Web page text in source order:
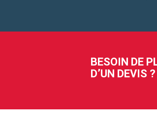
BESOIN DE
D’UN DEVIS ?